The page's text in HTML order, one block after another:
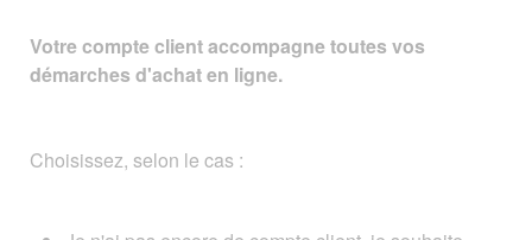
Votre compte client accompagne toutes vos
démarches d'achat en ligne.
Choisissez, selon le cas :